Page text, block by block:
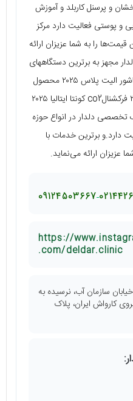
و پرسنل کاربلد و آموزش
و پوستی فعالیت دارد مرکز
را به شما عزیزان ارائه
مجهز به برترین دستگاههای
پزشکی زیبایی در جهان لیزر سایناشور الیت پلاس ۲۰۲۵ محصول
آمریکا لیزر اربیوم کوانتا ایتالیا ۲۰۲۵ فرکشنالco2 کونتا ایتالیا ۲۰۲۵
کلینیک تخصصی دلدار در انواع حوزه
دارد.و برترین خدمات با
عزیزان ارائه می‌نماید.
09124503667
https://
.com/deldar.clinic
سازمان آب، نرسیده به
کارواش ایران، پلاک